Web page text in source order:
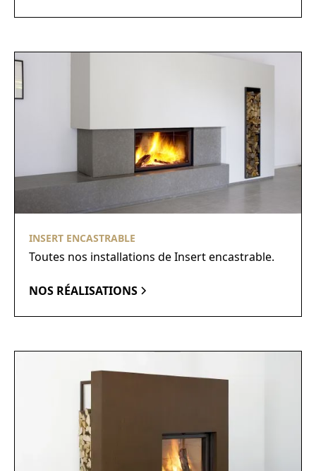
INSERT ENCASTRABLE
Toutes nos installations de Insert encastrable.
NOS RÉALISATIONS